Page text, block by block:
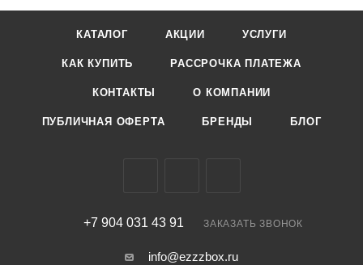
КАТАЛОГ АКЦИИ УСЛУГИ
КАК КУПИТЬ РАССРОЧКА ПЛАТЕЖА
КОНТАКТЫ О КОМПАНИИ
ПУБЛИЧНАЯ ОФЕРТА БРЕНДЫ БЛОГ
+7 904 031 43 91 ЗАКАЗАТЬ ЗВОНОК
info@ezzzbox.ru